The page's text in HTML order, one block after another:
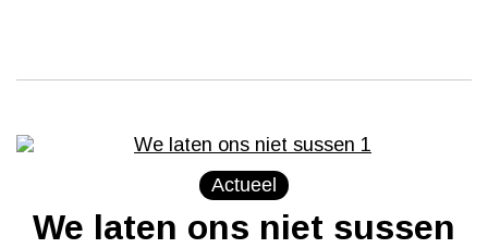
Actueel
We laten ons niet sussen